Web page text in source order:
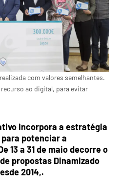
com valores semelhantes.
ao digital, para evitar
incorpora a estratégia
potenciar a
13 a 31 de maio decorre o
propostas Dinamizado
2014,.